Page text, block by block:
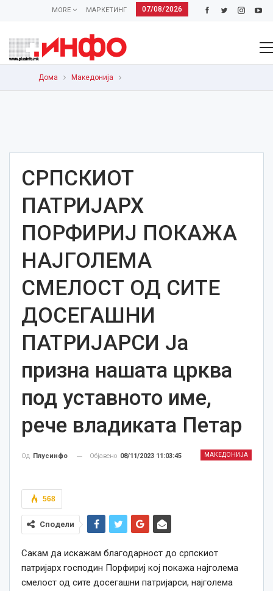
07/08/2026
МАРКЕТИНГ
MORE
Дома Македонија
СРПСКИОТ
ПАТРИЈАРХ
ПОРФИРИЈ ПОКАЖА
НАЈГОЛЕМА
СМЕЛОСТ ОД СИТЕ
ДОСЕГАШНИ
ПАТРИЈАРСИ Ја
призна нашата црква
под уставното име,
рече владиката Петар
МАКЕДОНИЈА
Од Плусинфо Објавено 08/11/2023 11:03:45
568
Сподели
Сакам да искажам благодарност до српскиот
патријарх господин Порфириј кој покажа најголема
смелост од сите досегашни патријарси, најголема